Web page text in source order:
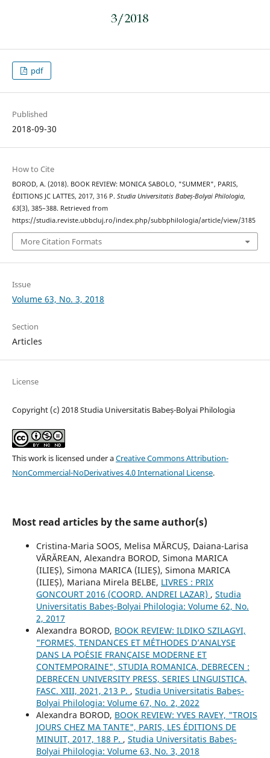
pdf
Published
2018-09-30
How to Cite
BOROD, A. (2018). BOOK REVIEW: MONICA SABOLO, "SUMMER", PARIS,
ÉDITIONS JC LATTES, 2017, 316 P. Studia Universitatis Babeș-Bolyai Philologia,
63(3), 385–388. Retrieved from
https://studia.reviste.ubbcluj.ro/index.php/subbphilologia/article/view/3185
More Citation Formats
Issue
Volume 63, No. 3, 2018
Section
Articles
License
Copyright (c) 2018 Studia Universitatis Babeș-Bolyai Philologia
This work is licensed under aCreative Commons Attribution-
NonCommercial-NoDerivatives 4.0 International License.
Most read articles by the same author(s)
Cristina-Maria SOOS, Melisa MĂRCUȘ, Daiana-Larisa
VĂRĂREAN, Alexandra BOROD, Simona MARICA
(ILIEȘ), Simona MARICA (ILIEȘ), Simona MARICA
(ILIEȘ), Mariana Mirela BELBE, LIVRES : PRIX
GONCOURT 2016 (COORD. ANDREI LAZAR) , Studia
Universitatis Babeș-Bolyai Philologia: Volume 62, No.
2, 2017
Alexandra BOROD, BOOK REVIEW: ILDIKO SZILAGYI,
"FORMES, TENDANCES ET MÉTHODES D’ANALYSE
DANS LA POÉSIE FRANÇAISE MODERNE ET
CONTEMPORAINE", STUDIA ROMANICA, DEBRECEN :
DEBRECEN UNIVERSITY PRESS, SERIES LINGUISTICA,
FASC. XIII, 2021, 213 P. , Studia Universitatis Babeș-
Bolyai Philologia: Volume 67, No. 2, 2022
Alexandra BOROD, BOOK REVIEW: YVES RAVEY, "TROIS
JOURS CHEZ MA TANTE", PARIS, LES ÉDITIONS DE
MINUIT, 2017, 188 P. , Studia Universitatis Babeș-
Bolyai Philologia: Volume 63, No. 3, 2018